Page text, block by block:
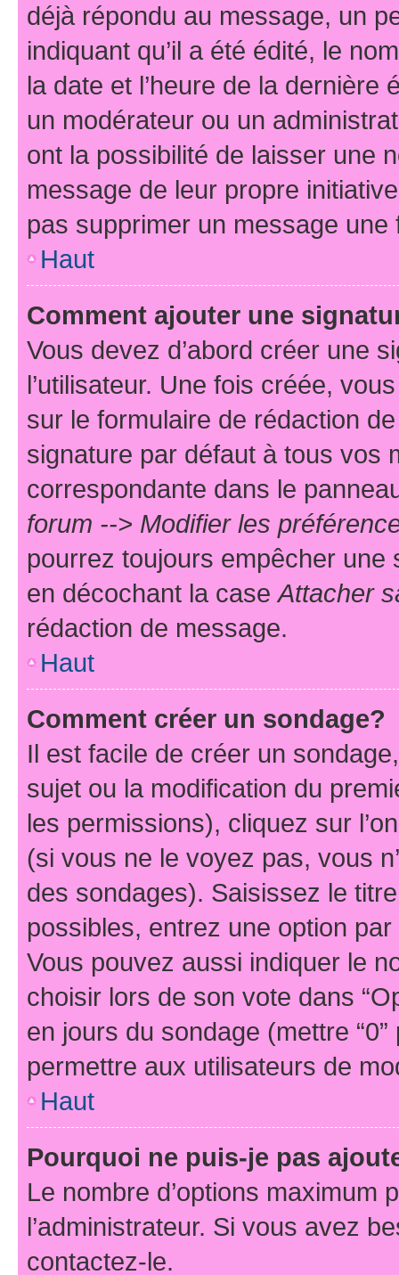
déjà répondu au message, un
indiquant qu’il a été édité, le
la date et l’heure de la dernière
un modérateur ou un
ont la possibilité de laisser une
message de leur propre
pas supprimer un message une
Haut
Comment ajouter une
Vous devez d’abord créer une
l’utilisateur. Une fois créée,
sur le formulaire de rédaction
signature par défaut à tous vos
correspondante dans le
forum --> Modifier les
pourrez toujours empêcher une
en décochant la caseAttacher
rédaction de message.
Haut
Comment créer un sondage?
Il est facile de créer un
sujet ou la modification du
les permissions), cliquez sur
(si vous ne le voyez pas, vous
des sondages). Saisissez le
possibles, entrez une option
Vous pouvez aussi indiquer le
choisir lors de son vote dans
en jours du sondage (mettre
permettre aux utilisateurs de
Haut
Pourquoi ne puis-je pas
Le nombre d’options maximum
l’administrateur. Si vous avez
contactez-le.